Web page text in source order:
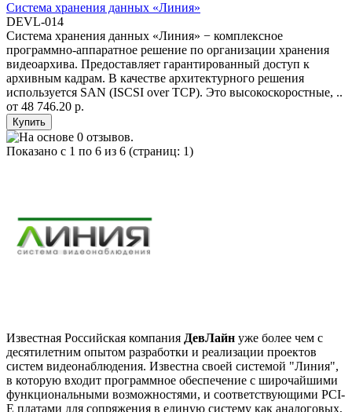
Система хранения данных «Линия»
DEVL-014
Система хранения данных «Линия» − комплексное
программно-аппаратное решение по организации хранения
видеоархива. Предоставляет гарантированный доступ к
архивным кадрам. В качестве архитектурного решения
используется SAN (ISCSI over TCP). Это высокоскоростные, ..
от 48 746.20 р.
Показано с 1 по 6 из 6 (страниц: 1)
Известная Российская компания ДевЛайн уже более чем с
десятилетним опытом разработки и реализации проектов
систем видеонаблюдения. Известна своей системой "Линия",
в которую входит программное обеспечение с широчайшими
функциональными возможностями, и соответствующими PCI-
E платами для сопряжения в единую систему как аналоговых,